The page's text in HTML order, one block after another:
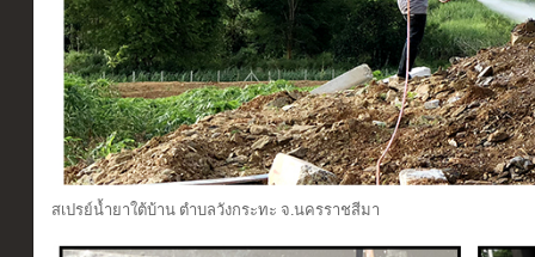
สเปรย์น้ำยาใต้บ้าน ตำบลวังกระทะ จ.นครราชสีมา